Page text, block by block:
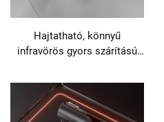
Hajtatható, könnyű
infravörös gyors szárítású
fordulat/perc